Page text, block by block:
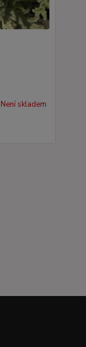
Není skladem